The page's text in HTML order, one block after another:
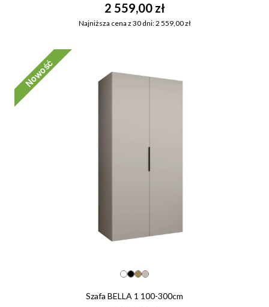
2 559,00 zł
Najniższa cena z 30 dni: 2 559,00 zł
Nowość
Szafa BELLA 1 100-300cm